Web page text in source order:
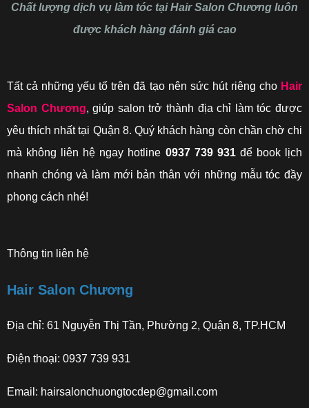
Chất lượng dịch vụ làm tóc tại Hair Salon Chương luôn
được khách hàng đánh giá cao
Tất cả những yếu tố trên đã tạo nên sức hút riêng cho Hair
Salon Chương, giúp salon trở thành địa chỉ làm tóc được
yêu thích nhất tại Quận 8. Quý khách hàng còn chần chờ chi
mà không liên hệ ngay hotline 0937 739 931để book lịch
nhanh chóng và làm mới bản thân với những mẫu tóc đầy
phong cách nhé!
Thông tin liên hệ
Hair Salon Chương
Địa chỉ: 61 Nguyễn Thị Tần, Phường 2, Quận 8, TP.HCM
Điện thoại: 0937 739 931
Email: hairsalonchuongtocdep@gmail.com